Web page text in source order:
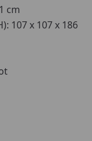
cm
107 x 107 x 186